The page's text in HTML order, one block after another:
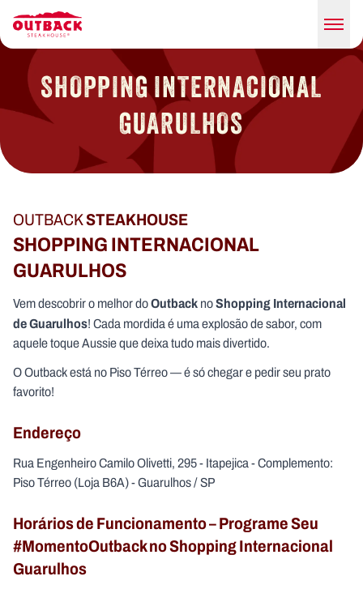
SHOPPING INTERNACIONAL
GUARULHOS
OUTBACKSTEAKHOUSE
SHOPPING INTERNACIONAL
GUARULHOS
Vem descobrir o melhor doOutbacknoShopping Internacional
de Guarulhos! Cada mordida é uma explosão de sabor, com
aquele toque Aussie que deixa tudo mais divertido.
O Outback está no Piso Térreo — é só chegar e pedir seu prato
favorito!
Endereço
Rua Engenheiro Camilo Olivetti, 295 - Itapejica - Complemento:
Piso Térreo (Loja B6A) - Guarulhos / SP
Horários de Funcionamento – Programe Seu
#MomentoOutback no Shopping Internacional
Guarulhos